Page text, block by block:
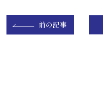
前の記事